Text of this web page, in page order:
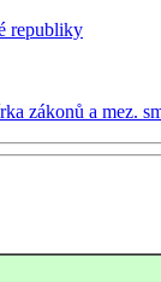
zákonů a mez.